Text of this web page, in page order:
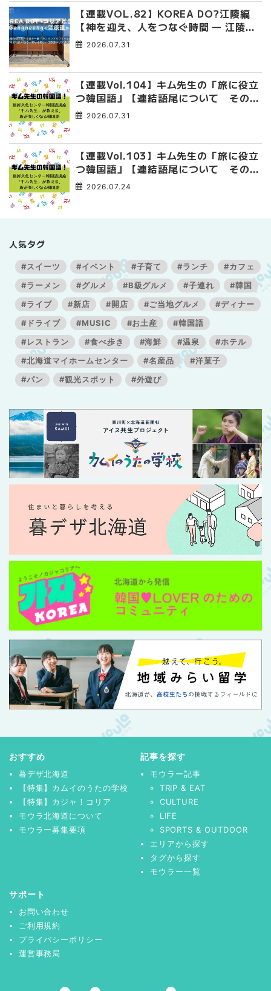
【連載VOL.82】KOREA DO?江陵編
【神を迎え、人をつなぐ時間 ― 江陵端
午祭 】
2026.07.31
【連載Vol.104】キム先生の「旅に役立
つ韓国語」【連結語尾について その
4】2026.07.31
【連載Vol.103】キム先生の「旅に役立
つ韓国語」【連結語尾について その
3】2026.07.24
人気タグ
#スイーツ #イベント #子育て #ランチ
#カフェ
#ラーメン
#グルメ #B級グルメ #子連れ
#韓国
#ライブ
#新店 #開店 #ご当地グルメ
#ディナー
#ドライブ
#MUSIC #お土産
#韓国語
#レストラン
#食べ歩き #海鮮 #温泉
#ホテル
#北海道マイホームセンター
#名産品
#洋菓子
#パン
#観光スポット #外遊び
おすすめ
暮デザ北海道
【特集】カムイのうたの学校
【特集】カジャ！コリア
モウラ北海道について
モウラー募集要項
記事を探す
モウラー記事
TRIP & EAT
CULTURE
LIFE
SPORTS & OUTDOOR
エリアから探す
タグから探す
モウラー一覧
サポート
お問い合わせ
ご利用規約
プライバシーポリシー
運営事務局